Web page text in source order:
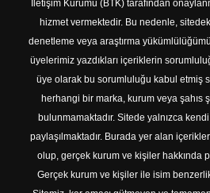
İletişim Kurumu (BTK) tarafından
hizmet vermektedir. Bu nedenle,
denetleme veya araştırma
üyelerimiz yazdıkları içeriklerin
üye olarak bu sorumluluğu kabul etmiş
herhangi bir marka, kurum veya şahıs
bulunmamaktadır. Sitede yalnızca kendi
paylaşılmaktadır. Burada yer alan
olup, gerçek kurum ve kişiler hakkında
Gerçek kurum ve kişiler ile isim